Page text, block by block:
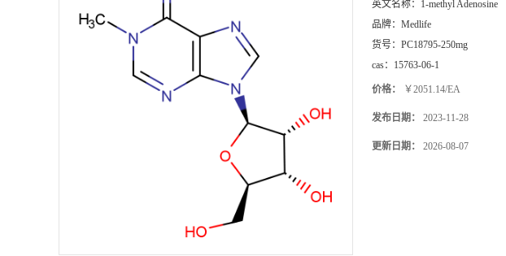
英文名称： 1-methyl Adenosine
品牌： Medlife
货号： PC18795-250mg
cas： 15763-06-1
价格： ￥2051.14/EA
发布日期： 2023-11-28
更新日期： 2026-08-07